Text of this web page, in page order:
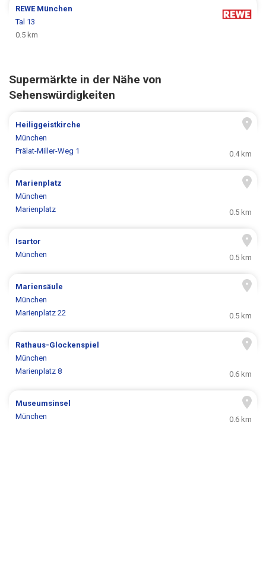
REWE München
Tal 13
0.5 km
Supermärkte in der Nähe von
Sehenswürdigkeiten
Heiliggeistkirche
München
Prälat-Miller-Weg 1
0.4 km
Marienplatz
München
Marienplatz
0.5 km
Isartor
München
0.5 km
Mariensäule
München
Marienplatz 22
0.5 km
Rathaus-Glockenspiel
München
Marienplatz 8
0.6 km
Museumsinsel
München
0.6 km